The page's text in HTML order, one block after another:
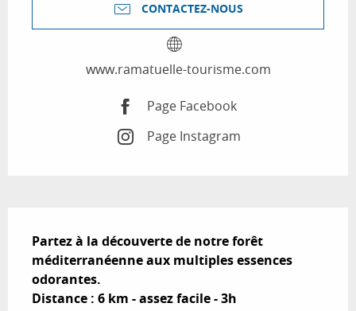
CONTACTEZ-NOUS
www.ramatuelle-tourisme.com
Page Facebook
Page Instagram
Partez à la découverte de notre forêt
méditerranéenne aux multiples essences
odorantes.
Distance : 6 km - assez facile - 3h